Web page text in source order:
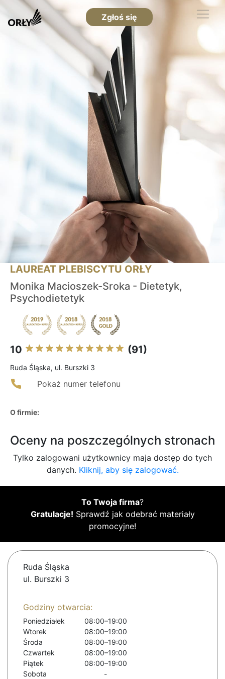
Zgłoś się
LAUREAT PLEBISCYTU ORŁY
Monika Macioszek-Sroka - Dietetyk,
Psychodietetyk
10 (91)
Ruda Śląska, ul. Burszki 3
Pokaż numer telefonu
O firmie:
Oceny na poszczególnych stronach
Tylko zalogowani użytkownicy maja dostęp do tych
danych. Kliknij, aby się zalogować.
To Twoja firma?
Gratulacje! Sprawdź jak odebrać materiały
promocyjne!
Ruda Śląska
ul. Burszki 3
Godziny otwarcia:
Poniedziałek
08:00–19:00
Wtorek
08:00–19:00
Środa
08:00–19:00
Czwartek
08:00–19:00
Piątek
08:00–19:00
Sobota
-